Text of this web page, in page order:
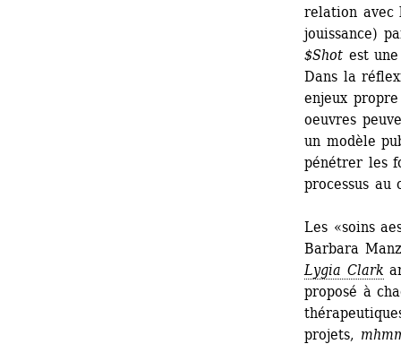
relation avec
jouissance)
$Shot est
Dans la
enjeux
oeuvres
un modèle
pénétrer les
processus au
Les «soins
Barbara
Lygia Clark
proposé à
projets,